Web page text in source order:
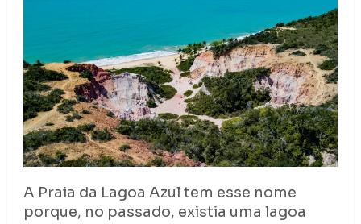
A Praia da Lagoa Azul tem esse nome
porque, no passado, existia uma lagoa